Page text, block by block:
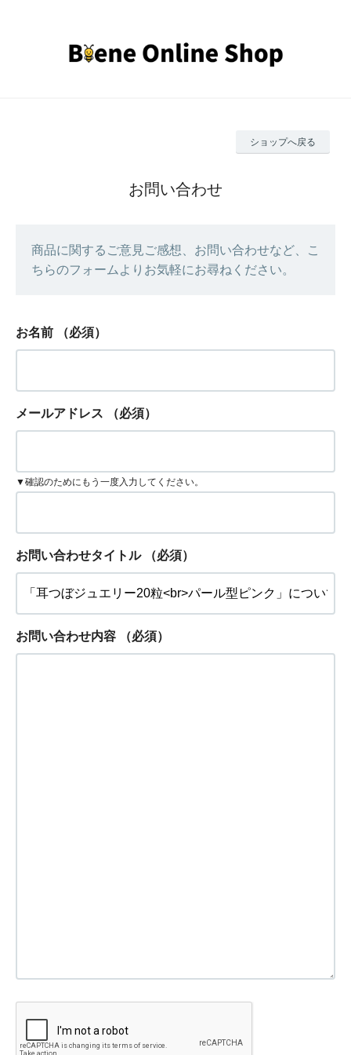
ショップへ戻る
お問い合わせ
商品に関するご意見ご感想、お問い合わせなど、こ
ちらのフォームよりお気軽にお尋ねください。
お名前 （必須）
メールアドレス （必須）
▼確認のためにもう一度入力してください。
お問い合わせタイトル （必須）
お問い合わせ内容 （必須）